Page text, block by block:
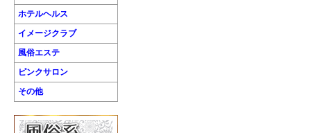
ホテルヘルス
イメージクラブ
風俗エステ
ピンクサロン
その他